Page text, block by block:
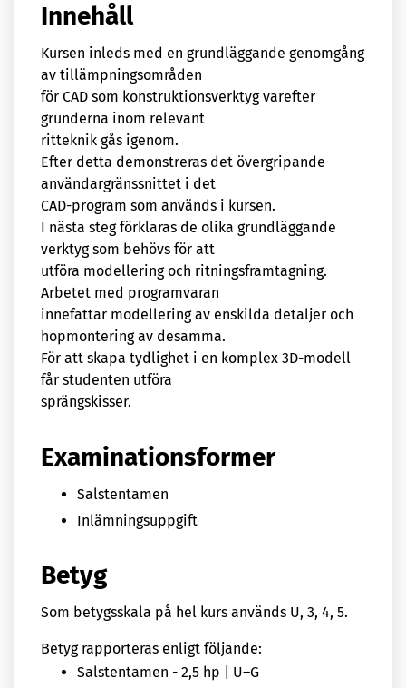
Innehåll
Kursen inleds med en grundläggande genomgång
av tillämpningsområden
för CAD som konstruktionsverktyg varefter
grunderna inom relevant
ritteknik gås igenom.
Efter detta demonstreras det övergripande
användargränssnittet i det
CAD-program som används i kursen.
I nästa steg förklaras de olika grundläggande
verktyg som behövs för att
utföra modellering och ritningsframtagning.
Arbetet med programvaran
innefattar modellering av enskilda detaljer och
hopmontering av desamma.
För att skapa tydlighet i en komplex 3D-modell
får studenten utföra
sprängskisser.
Examinationsformer
Salstentamen
Inlämningsuppgift
Betyg
Som betygsskala på hel kurs används U, 3, 4, 5.
Betyg rapporteras enligt följande:
Salstentamen - 2,5 hp | U–G